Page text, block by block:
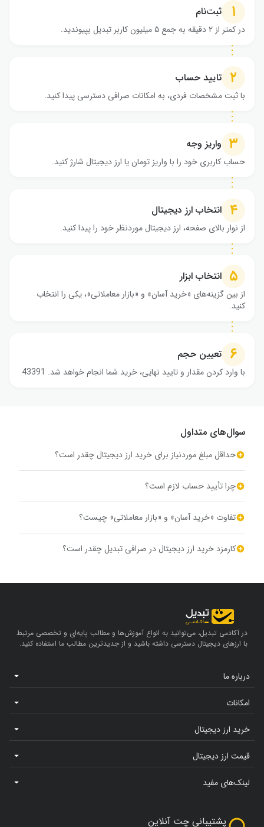
۱ ثبت‌نام
در کمتر از ۲ دقیقه به جمع ۵ میلیون کاربر تبدیل بپیوندید.
۲ تایید حساب
با ثبت مشخصات فردی، به امکانات صرافی دسترسی پیدا کنید.
۳ واریز وجه
حساب کاربری خود را با واریز تومان یا ارز دیجیتال شارژ کنید.
۴ انتخاب ارز دیجیتال
از نوار بالای صفحه، ارز دیجیتال موردنظر خود را پیدا کنید.
۵ انتخاب ابزار
از بین گزینه‌های «خرید آسان» و «بازار معاملاتی»، یکی را انتخاب
کنید.
۶ تعیین حجم
با وارد کردن مقدار و تایید نهایی، خرید شما انجام خواهد شد. 43391
سوال‌های متداول
حداقل مبلغ موردنیاز برای خرید ارز دیجیتال چقدر است؟
حداقل مبلغ موردنیاز در بازارهای تومانی، ۵۰ هزار تومان و در بازارهای
تتری، ۱ تتر است.
چرا تأیید حساب لازم است؟
تایید حساب براساس دستورالعمل پلیس فتا اجباری است. این اقدام
با هدف جلوگیری از هرگونه سوءاستفاده احتمالی انجام می‌شود.
تفاوت «خرید آسان» و «بازار معاملاتی» چیست؟
در بخش «خرید آسان» شما می‌توانید با کارمزد صفر و در کمترین
زمان ممکن، ارز دیجیتال بخرید. اما در بخش بازار معاملاتی به
ابزارهای پیشرفته دسترسی خواهید داشت. همچنین می‌توانید خرید را
کارمزد خرید ارز دیجیتال در صرافی تبدیل چقدر است؟
در آکادمی تبدیل، می‌توانید به انواع آموزش‌ها و مطالب پایه‌ای و تخصصی مرتبط
با ارزهای دیجیتال دسترسی داشته باشید و از جدیدترین مطالب ما استفاده کنید.
درباره ما
امکانات
خرید ارز دیجیتال
قیمت ارز دیجیتال
لینک‌های مفید
پشتیبانی چت آنلاین